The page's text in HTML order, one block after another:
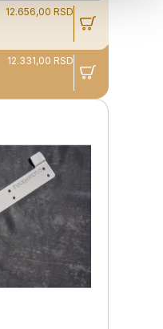
12.656,00 RSD
12.331,00 RSD